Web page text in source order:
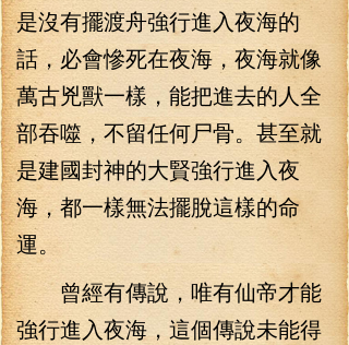
是沒有擺渡舟強行進入夜海的
話，必會慘死在夜海，夜海就像
萬古兇獸一樣，能把進去的人全
部吞噬，不留任何尸骨。甚至就
是建國封神的大賢強行進入夜
海，都一樣無法擺脫這樣的命
運。
曾經有傳說，唯有仙帝才能
強行進入夜海，這個傳說未能得